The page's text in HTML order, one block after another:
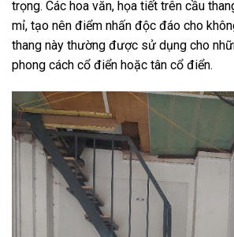
trọng. Các hoa văn, họa tiết trên cầu
mỉ, tạo nên điểm nhấn độc đáo cho
thang này thường được sử dụng cho
phong cách cổ điển hoặc tân cổ điển.